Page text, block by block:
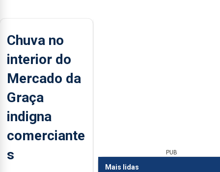
Chuva no
interior do
Mercado da
Graça
indigna
comerciante
s
PUB
Mais lidas